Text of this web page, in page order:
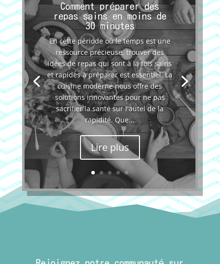
Comment préparer des
repas sains en moins de
30 minutes
En cette période où le temps est une
ressource précieuse, trouver des
idées de repas qui sont à la fois sains
et rapides à préparer est essentiel. La
cuisine moderne nous offre des
solutions innovantes pour ne pas
sacrifier la santé sur l'autel de la
rapidité. Que...
Lire plus